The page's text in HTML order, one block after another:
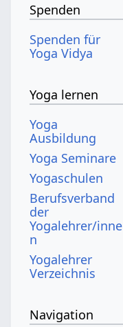
Spenden
Spenden für
Yoga Vidya
Yoga lernen
Yoga
Ausbildung
Yoga Seminare
Yogaschulen
Berufsverband
der
Yogalehrer/inne
n
Yogalehrer
Verzeichnis
Navigation